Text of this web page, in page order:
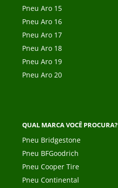
Pneu Aro 15
Pneu Aro 16
Pneu Aro 17
Pneu Aro 18
Pneu Aro 19
Pneu Aro 20
QUAL MARCA VOCÊ PROCURA?
Pneu Bridgestone
Pneu BFGoodrich
Pneu Cooper Tire
Pneu Continental